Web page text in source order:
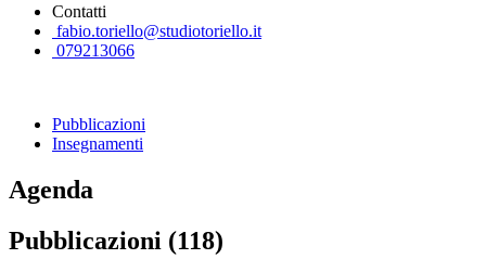
Contatti
fabio.toriello@studiotoriello.it
079213066
Pubblicazioni
Insegnamenti
Agenda
Pubblicazioni (118)